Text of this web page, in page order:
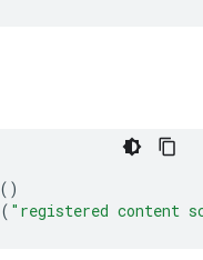
()
( "registered content